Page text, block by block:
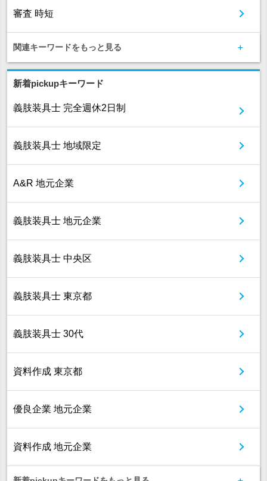
審査 時短
関連キーワードをもっと見る
新着pickupキーワード
義肢装具士 完全週休2日制
義肢装具士 地域限定
A&R 地元企業
義肢装具士 地元企業
義肢装具士 中央区
義肢装具士 東京都
義肢装具士 30代
資料作成 東京都
優良企業 地元企業
資料作成 地元企業